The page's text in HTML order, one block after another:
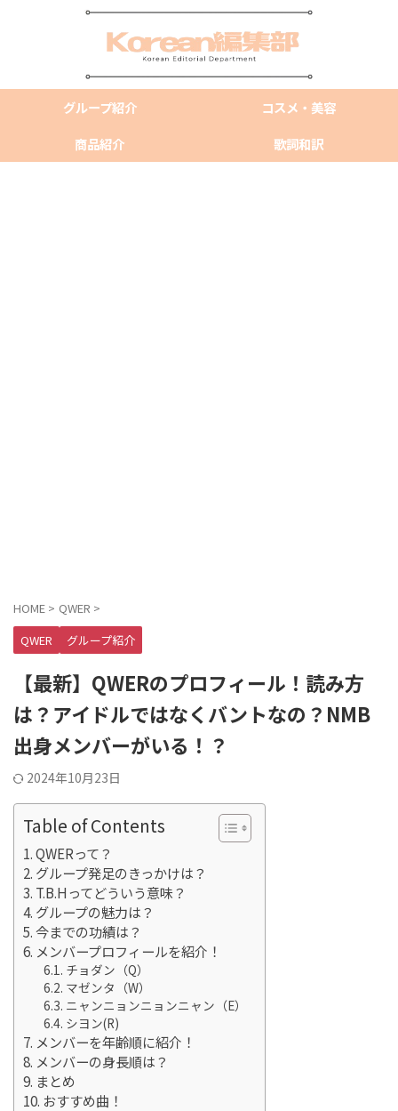
グループ紹介
コスメ・美容
商品紹介
歌詞和訳
HOME > QWER >
QWER
グループ紹介
【最新】QWERのプロフィール！読み方
は？アイドルではなくバントなの？NMB
出身メンバーがいる！？
2024年10月23日
Table of Contents
QWERって？
グループ発足のきっかけは？
T.B.Hってどういう意味？
グループの魅力は？
今までの功績は？
メンバープロフィールを紹介！
チョダン（Q）
マゼンタ（W）
ニャンニョンニョンニャン（E）
シヨン(R)
メンバーを年齢順に紹介！
メンバーの身長順は？
まとめ
おすすめ曲！